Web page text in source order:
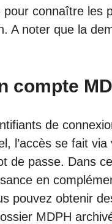
pour connaître les
A noter que la
compte
de
l’accès se fait
de passe. Dans
en
pouvez obtenir
MDPH